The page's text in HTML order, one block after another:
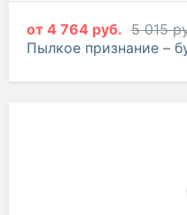
от 4 764 руб. 5 015
Пылкое признание –